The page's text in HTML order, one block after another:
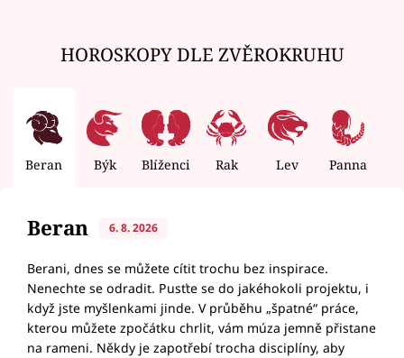
HOROSKOPY DLE ZVĚROKRUHU
Beran Býk Blíženci Rak Lev Panna
Beran 6. 8. 2026
Berani, dnes se můžete cítit trochu bez inspirace.
Nenechte se odradit. Pusťte se do jakéhokoli projektu, i
když jste myšlenkami jinde. V průběhu „špatné“ práce,
kterou můžete zpočátku chrlit, vám múza jemně přistane
na rameni. Někdy je zapotřebí trocha disciplíny, aby